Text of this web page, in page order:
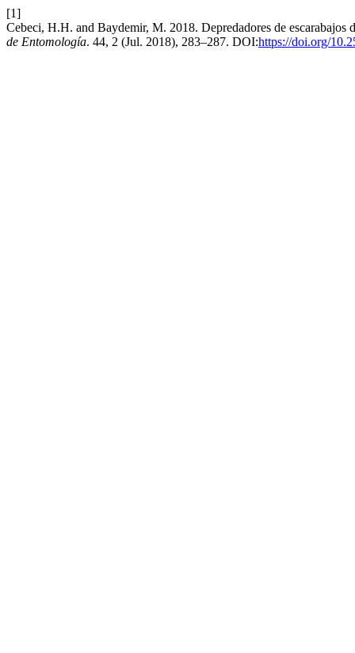
[1]
Cebeci, H.H. and Baydemir, M. 2018. Depredadores de
de Entomología. 44, 2 (Jul. 2018), 283–287. DOI:https://doi.org/